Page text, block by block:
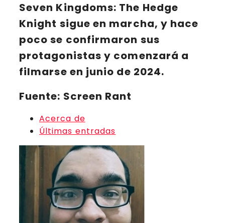
Seven Kingdoms: The Hedge
Knight sigue en marcha, y hace
poco se confirmaron sus
protagonistas y comenzará a
filmarse en junio de 2024.
Fuente: Screen Rant
Acerca de
Últimas entradas